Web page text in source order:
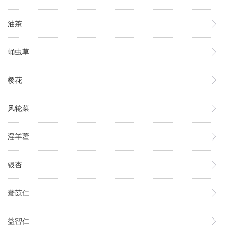
油茶
蛹虫草
樱花
风轮菜
淫羊藿
银杏
薏苡仁
益智仁